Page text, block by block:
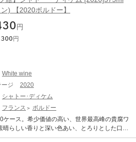
、もっと汎用性が高いと感じさせたい」と考
変身。スイスのデザイン会社Big Gameに、パ
全面的な見直しを依頼した。リューセックの
ラスでは不可能なリサクル素材を使用したボト
可能な球形コルクは、サステイナブルである
持っている。球形コルクはボトルを開けた後に
、ソーテルヌは多くの愛好家が大量に飲めない
パッケージは冷蔵庫で保存して、少量ずつ飲
にしている。(2021/10/20 ワインレポートよ
ンス ボルドー ソーテルヌ 原産地呼称：AOC. S
格付け：ソーテルヌ 1級 ぶどう品種：セミ
れている「シャトー・ディケム」。 優れたテ
生む上質なブドウを厳しく選果し、一切の妥
究極とも言える手間暇をかけて仕立てられる
、まさにソーテルヌの頂点にふさわしい極上の
ケ
インはその長命さでも愛好家を驚かせてきま
100年も続くとされ、その熟成ポテンシャルは
があります。 砂糖漬けのレモンや洋ナ
ジマーマレードのようなアロマに加え、スズ
ンジパンなどの香りも広がります。味わいに
キャラメル、そして花梨ペーストのニュアンス
さにディケムらしいビターオレンジの余韻を引
シャトー・ディケ
) 【2020ボルドー】
円
円
White wine
ージ
2020
シャトー･ディケム
フランス
ボルドー
ケース。希少価値の高い、世界最高峰の貴腐ワ
晴らしい香りと深い色あい、とろりとした口当
ただひとつだ